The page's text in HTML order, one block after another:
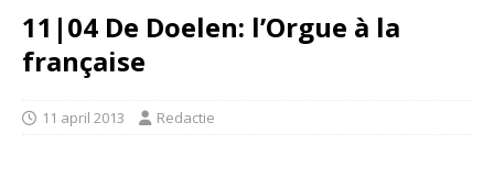
11|04 De Doelen: l’Orgue à la
française
11 april 2013 Redactie